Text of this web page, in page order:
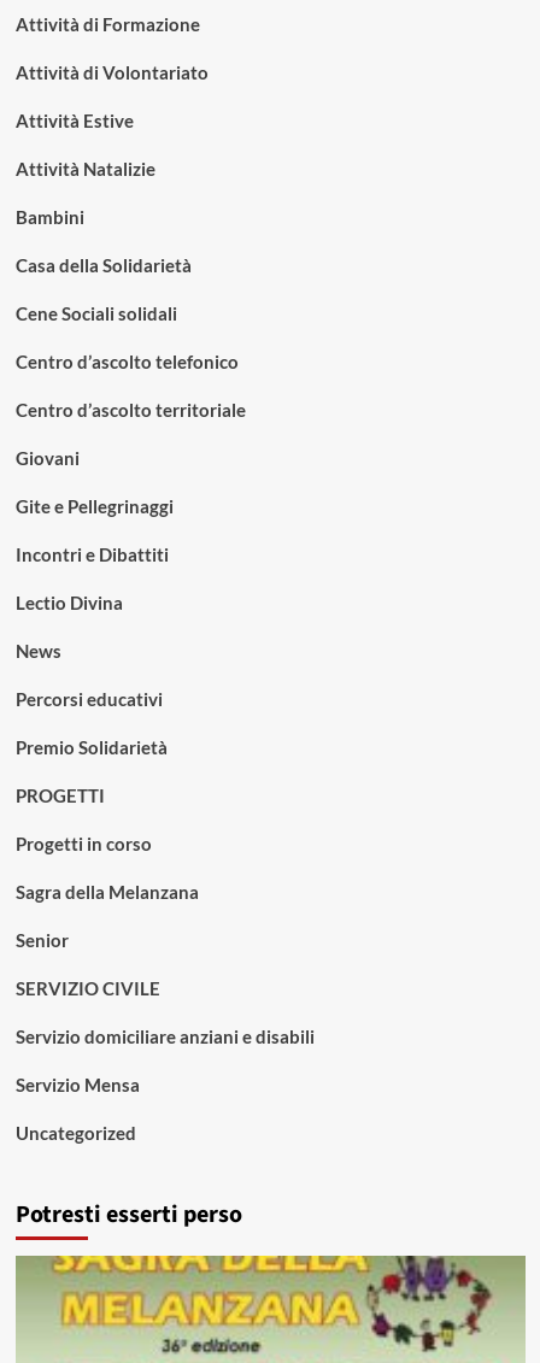
Attività di Formazione
Attività di Volontariato
Attività Estive
Attività Natalizie
Bambini
Casa della Solidarietà
Cene Sociali solidali
Centro d’ascolto telefonico
Centro d’ascolto territoriale
Giovani
Gite e Pellegrinaggi
Incontri e Dibattiti
Lectio Divina
News
Percorsi educativi
Premio Solidarietà
PROGETTI
Progetti in corso
Sagra della Melanzana
Senior
SERVIZIO CIVILE
Servizio domiciliare anziani e disabili
Servizio Mensa
Uncategorized
Potresti esserti perso